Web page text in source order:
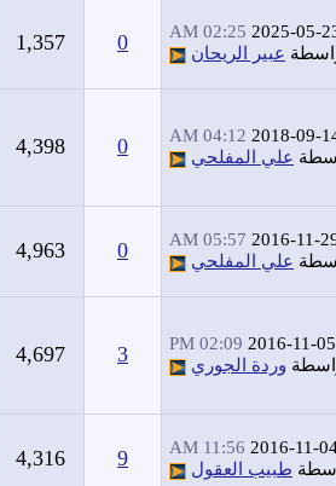
2025-05-
02:25 AM
عبير الريحان 0
1,357
2018-09-
04:12 AM
علي المفلحي 0
4,398
2016-11-
05:57 AM
علي المفلحي 0
4,963
2016-11-05
02:09 PM
وردة الجوري 3
4,697
2016-11-
11:56 AM
طبيب العقول 9
4,316